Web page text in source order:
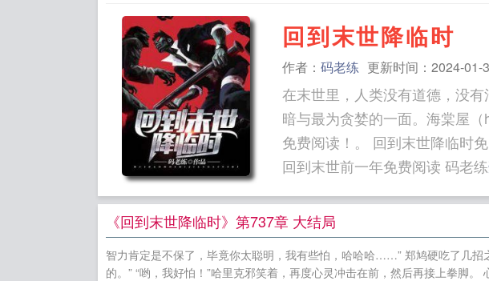
回到末世降临时
作者： 码老练 更新时间：2024-01-
在末世里，人类没有道德，没
暗与最为贪婪的一面。海棠屋
免费阅读！。 回到末世降临时免费阅读 回到末世降临前 回到末世前一刻全文免费阅读
回到末世前一年免费阅读 码老练
骑士 废料加油站
柚明淮免费阅读无弹窗 总裁的
陌 随身空间：农女致富一把手
《回到末世降临时》第737章 大结局
智力肯定是不保了，毕竟你太聪明，我有些怕，哈哈哈……” 郑鸠硬吃了几
的。” “哟，我好怕！”哈里克邪笑着，再度心灵冲击在前，然后再接上拳脚